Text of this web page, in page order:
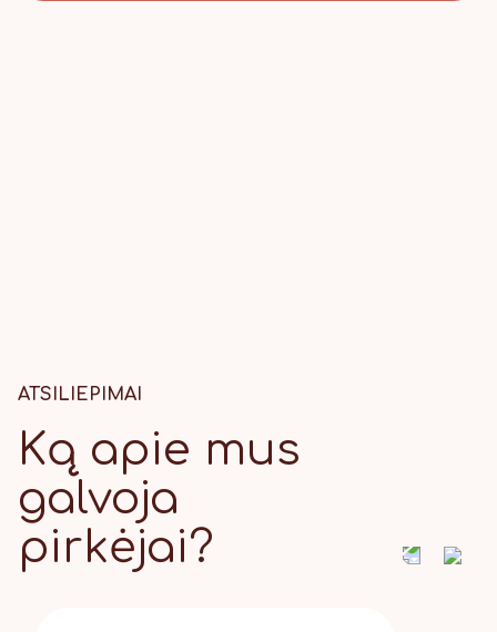
ATSILIEPIMAI
Ką apie mus
galvoja
pirkėjai?